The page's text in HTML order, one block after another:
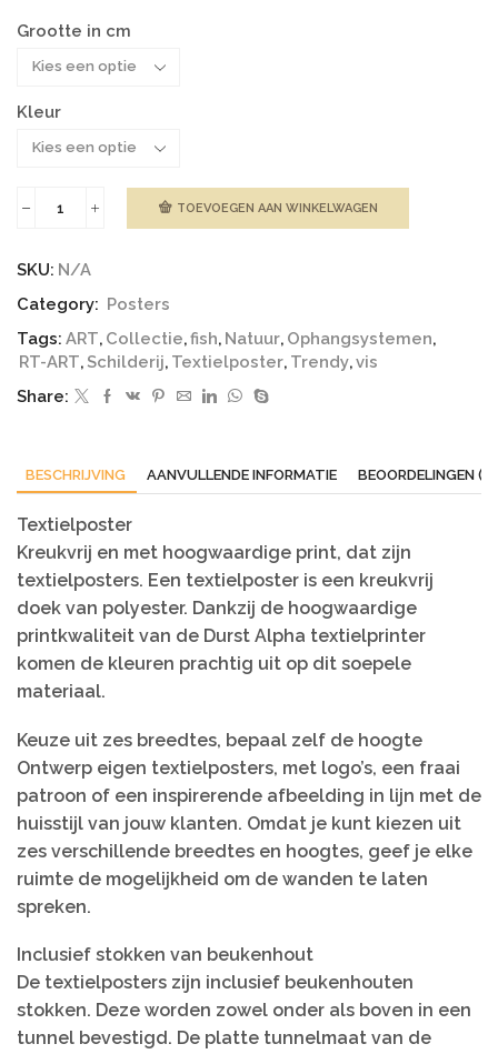
Grootte in cm
Kleur
Poster
vis
TOEVOEGEN AAN WINKELWAGEN
SKU: N/A
Category: Posters
Tags: ART, Collectie,fish, Natuur, Ophangsystemen,
RT-ART, Schilderij, Textielposter, Trendy,vis
Share:
BESCHRIJVING AANVULLENDE INFORMATIE BEOORDELINGEN (0)
Textielposter
Kreukvrij en met hoogwaardige print, dat zijn
textielposters. Een textielposter is een kreukvrij
doek van polyester. Dankzij de hoogwaardige
printkwaliteit van de Durst Alpha textielprinter
komen de kleuren prachtig uit op dit soepele
materiaal.
Keuze uit zes breedtes, bepaal zelf de hoogte
Ontwerp eigen textielposters, met logo’s, een fraai
patroon of een inspirerende afbeelding in lijn met de
huisstijl van jouw klanten. Omdat je kunt kiezen uit
zes verschillende breedtes en hoogtes, geef je elke
ruimte de mogelijkheid om de wanden te laten
spreken.
Inclusief stokken van beukenhout
De textielposters zijn inclusief beukenhouten
stokken. Deze worden zowel onder als boven in een
tunnel bevestigd. De platte tunnelmaat van de